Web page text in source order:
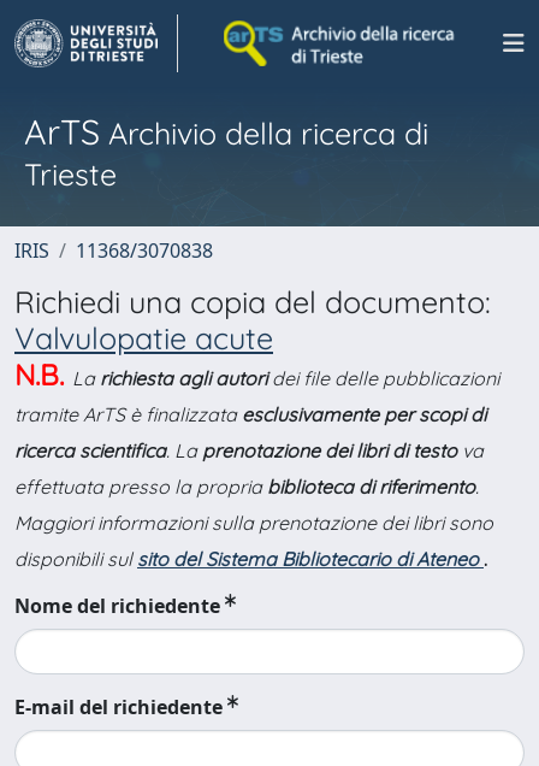
ArTS Archivio della ricerca di
Trieste
IRIS 11368/3070838
Richiedi una copia del documento:
Valvulopatie acute
N.B. La richiesta agli autoridei file delle pubblicazioni
tramite ArTS è finalizzata esclusivamente per scopi di
ricerca scientifica. La prenotazione dei libri di testova
effettuata presso la propria biblioteca di riferimento.
Maggiori informazioni sulla prenotazione dei libri sono
disponibili sul sito del Sistema Bibliotecario di Ateneo .
Nome del richiedente
E-mail del richiedente